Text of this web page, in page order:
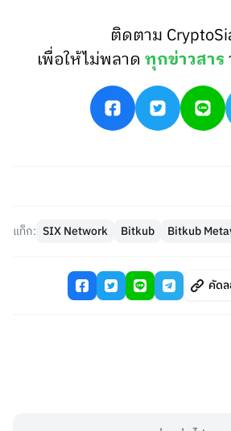
ติดตาม
เพื่อให้ไม่พลาดทุกข่าวสาร
แท็ก: SIX Network Bitkub Bitkub
คัด